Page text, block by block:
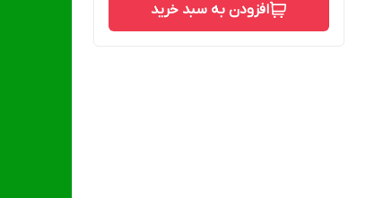
افزودن به سبد خرید